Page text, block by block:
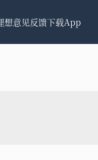
想意见反馈下载App